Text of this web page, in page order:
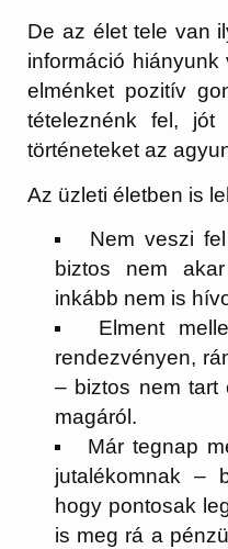
De az élet tele van
információ
elménket pozitív
tételeznénk fel,
történeteket az
Az üzleti életben is
Nem veszi
biztos nem
inkább nem is
Elment
rendezvényen,
– biztos nem tart
magáról.
Már tegnap
jutalékomnak –
hogy pontosak
is meg rá a